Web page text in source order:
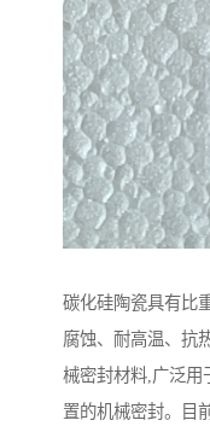
碳化硅陶瓷具有比
腐蚀、耐高温、抗
械密封材料,广泛用
置的机械密封。目